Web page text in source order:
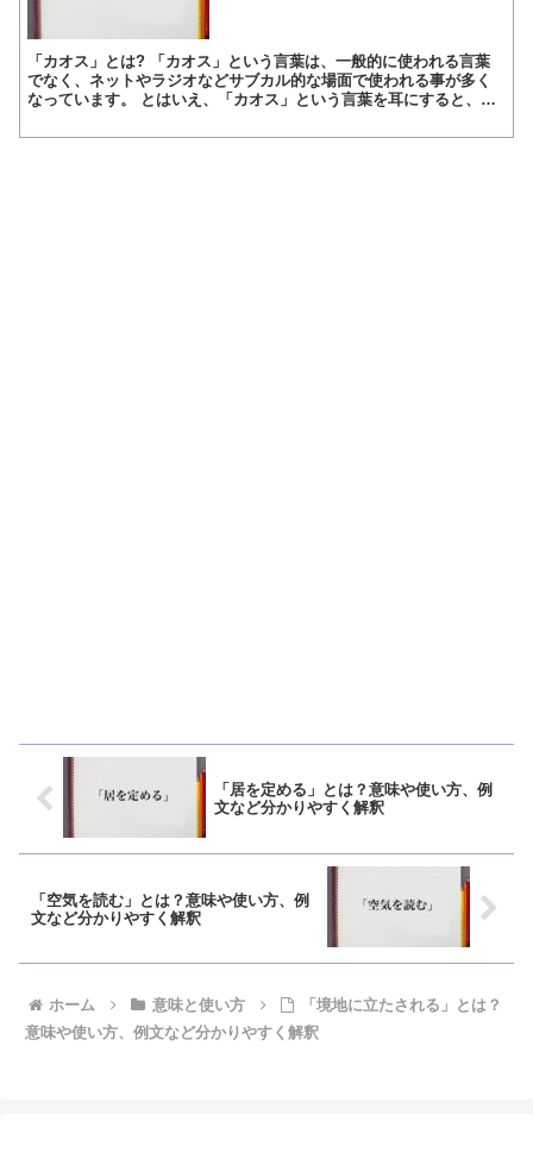
「カオス」とは? 「カオス」という言葉は、一般的に使われる言葉
でなく、ネットやラジオなどサブカル的な場面で使われる事が多く
なっています。 とはいえ、「カオス」という言葉を耳にすると、
「居を定める」とは？意味や使い方、例
文など分かりやすく解釈
「空気を読む」とは？意味や使い方、例
文など分かりやすく解釈
ホーム 意味と使い方
「境地に立たされる」とは？
意味や使い方、例文など分かりやすく解釈